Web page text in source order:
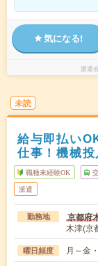
気になる!
派遣
未読
給与即払い
仕事！機械
職種未経験OK
派遣
勤務地 京都府
木津(京
曜日頻度 月～金